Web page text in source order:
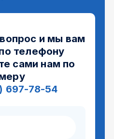
и мы вам
телефону
сами нам по
697-78-54